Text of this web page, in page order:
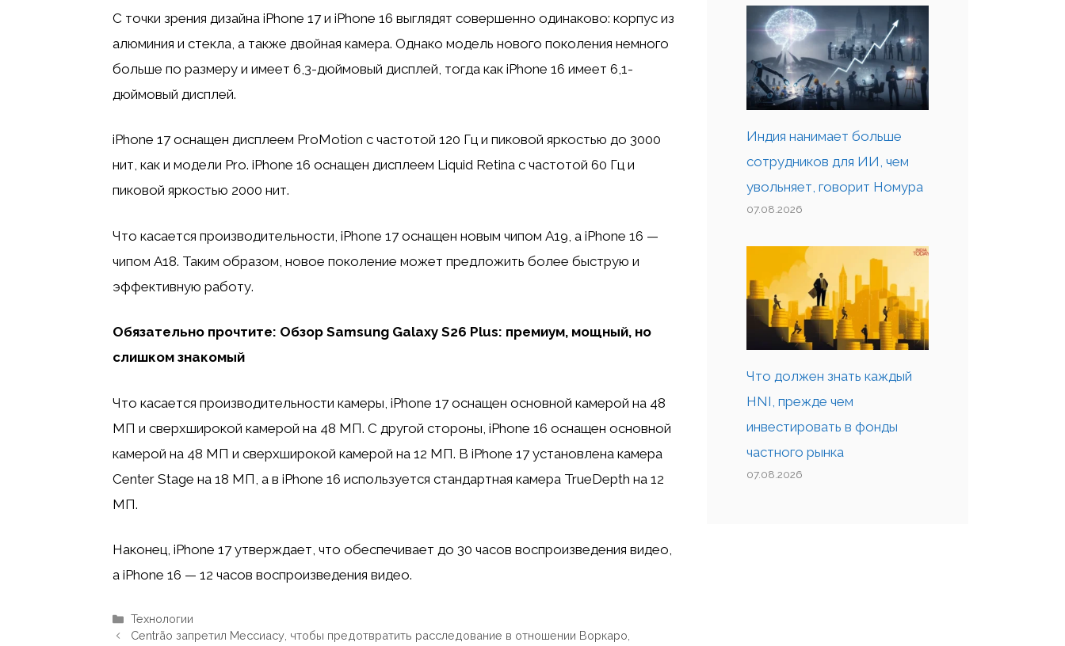
С точки зрения дизайна iPhone 17 и iPhone 16 выглядят совершенно одинаково: корпус из
алюминия и стекла, а также двойная камера. Однако модель нового поколения немного
больше по размеру и имеет 6,3-дюймовый дисплей, тогда как iPhone 16 имеет 6,1-
дюймовый дисплей.
iPhone 17 оснащен дисплеем ProMotion с частотой 120 Гц и пиковой яркостью до 3000
нит, как и модели Pro. iPhone 16 оснащен дисплеем Liquid Retina с частотой 60 Гц и
пиковой яркостью 2000 нит.
Что касается производительности, iPhone 17 оснащен новым чипом A19, а iPhone 16 —
чипом A18. Таким образом, новое поколение может предложить более быструю и
эффективную работу.
Обязательно прочтите: Обзор Samsung Galaxy S26 Plus: премиум, мощный, но
слишком знакомый
Что касается производительности камеры, iPhone 17 оснащен основной камерой на 48
МП и сверхширокой камерой на 48 МП. С другой стороны, iPhone 16 оснащен основной
камерой на 48 МП и сверхширокой камерой на 12 МП. В iPhone 17 установлена ​​камера
Center Stage на 18 МП, а в iPhone 16 используется стандартная камера TrueDepth на 12
МП.
Наконец, iPhone 17 утверждает, что обеспечивает до 30 часов воспроизведения видео,
а iPhone 16 — 12 часов воспроизведения видео.
Рубрики
Технологии
Centrão запретил Мессиасу, чтобы предотвратить расследование в отношении Воркаро,
Индия нанимает больше
сотрудников для ИИ, чем
увольняет, говорит Номура
07.08.2026
Что должен знать каждый
HNI, прежде чем
инвестировать в фонды
частного рынка
07.08.2026